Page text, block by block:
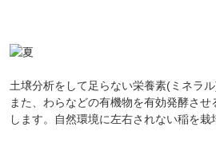
土壌分析をして足らない栄養素(ミネラル
また、わらなどの有機物を有効発酵さ
します。自然環境に左右されない稲を栽